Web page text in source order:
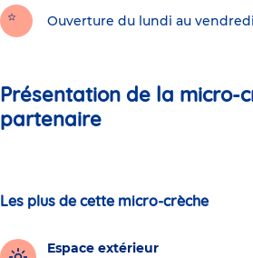
Ouverture du lundi au
Présentation de la micro-
partenaire
Les plus de cette micro-crèche
Espace extérieur